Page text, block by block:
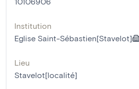
Institution
Eglise Saint-Sébastien[Stavelot]
Lieu
Stavelot[localité]